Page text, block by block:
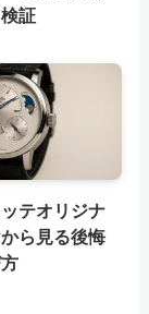
証
テオリジナ
ら見る後悔